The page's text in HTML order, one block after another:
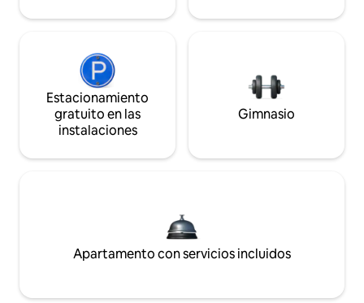
Estacionamiento
gratuito en las
instalaciones
Gimnasio
Apartamento con servicios incluidos